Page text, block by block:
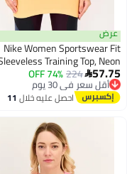
Nike Women
Sleeveless Training
224
74% OFFفي 30 يوم
مجاني
في 30 يوم
احصل عليه خلال11
اغسطس